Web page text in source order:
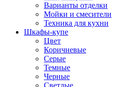
Варианты отделки
Мойки и смесители
Техника для кухни
Шкафы-купе
Цвет
Коричневые
Серые
Темные
Черные
Светлые